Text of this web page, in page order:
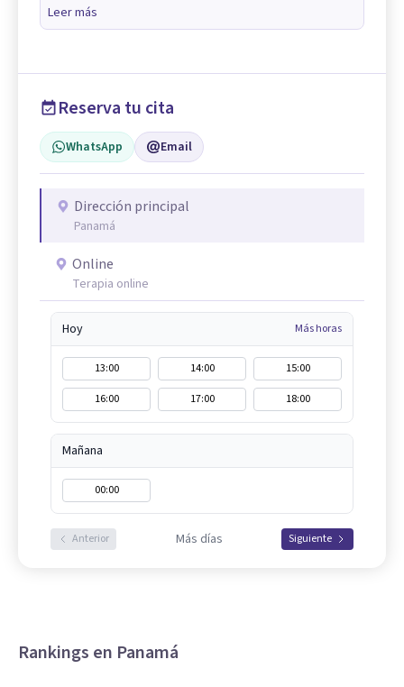
Leer más
Reserva tu cita
WhatsApp Email
Dirección principal
Panamá
Online
Terapia online
Hoy Más horas
13:00 14:00
15:00
16:00
17:00 18:00
Mañana
00:00
Anterior Más días Siguiente
Rankings en Panamá